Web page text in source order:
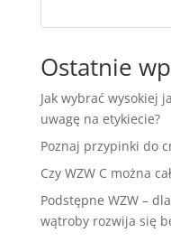
Ostatnie
Jak wybrać wysokiej
uwagę na etykiecie?
Poznaj przypinki do
Czy WZW C można
Podstępne WZW –
wątroby rozwija się